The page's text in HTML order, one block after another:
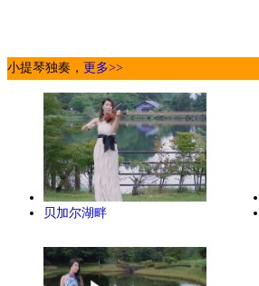
小提琴独奏， 更多>>
贝加尔湖畔